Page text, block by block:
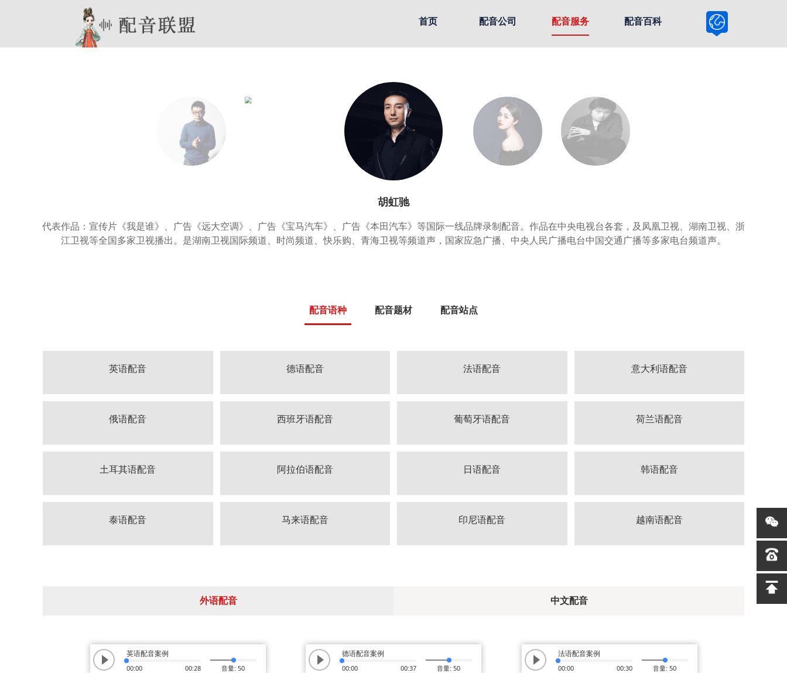
首页 配音公司 配音服务 配音百科
胡虹驰
代表作品：宣传片《我是谁》、广告《远大空调》、广告《宝马汽车》、广告《本田汽车》等国际一线品牌录制配音。作品在中央电视台各套，及凤凰卫视、湖南卫视、浙
江卫视等全国多家卫视播出。是湖南卫视国际频道、时尚频道、快乐购、青海卫视等频道声，国家应急广播、中央人民广播电台中国交通广播等多家电台频道声。
配音语种 配音题材 配音站点
英语配音 德语配音 法语配音 意大利语配音
俄语配音 西班牙语配音 葡萄牙语配音 荷兰语配音
土耳其语配音 阿拉伯语配音 日语配音 韩语配音
泰语配音 马来语配音 印尼语配音 越南语配音
外语配音 中文配音
英语配音案例
00:00 00:28 音量: 50
德语配音案例
00:00 00:37 音量: 50
法语配音案例
00:00 00:30 音量: 50